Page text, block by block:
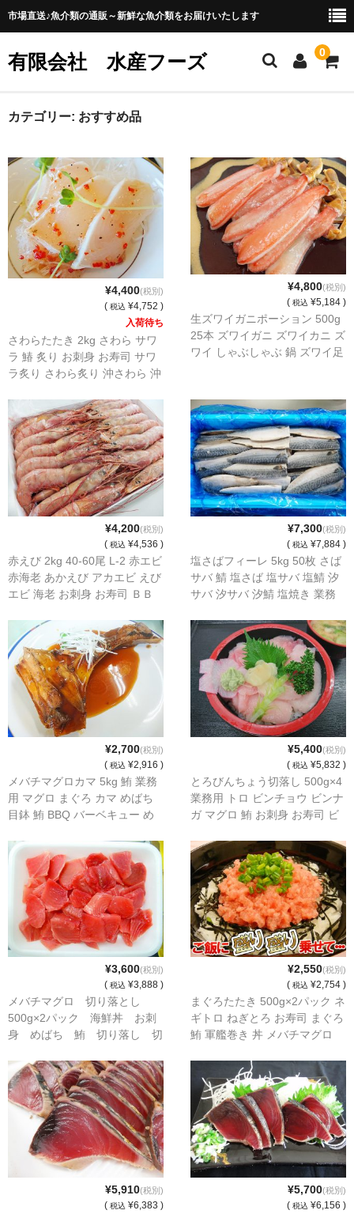
市場直送♪魚介類の通販～新鮮な魚介類をお届けいたします
有限会社 水産フーズ 0
ホーム
お買い物ガイド
会社概要
プライバシーポリシー
カテゴリー: おすすめ品
¥4,400(税別)
( 税込 ¥4,752 )
入荷待ち
さわらたたき 2kg さわら サワ
ラ 鰆 炙り お刺身 お寿司 サワ
ラ炙り さわら炙り 沖さわら 沖
¥4,800(税別)
( 税込 ¥5,184 )
生ズワイガニポーション 500g
25本 ズワイガニ ズワイカニ ズ
ワイ しゃぶしゃぶ 鍋 ズワイ足
¥4,200(税別)
( 税込 ¥4,536 )
赤えび 2kg 40-60尾 L-2 赤エビ
赤海老 あかえび アカエビ えび
エビ 海老 お刺身 お寿司 ＢＢ
¥7,300(税別)
( 税込 ¥7,884 )
塩さばフィーレ 5kg 50枚 さば
サバ 鯖 塩さば 塩サバ 塩鯖 汐
サバ 汐サバ 汐鯖 塩焼き 業務
¥2,700(税別)
( 税込 ¥2,916 )
メバチマグロカマ 5kg 鮪 業務
用 マグロ まぐろ カマ めばち
目鉢 鮪 BBQ バーベキュー め
¥5,400(税別)
( 税込 ¥5,832 )
とろびんちょう切落し 500g×4
業務用 トロ ビンチョウ ビンナ
ガ マグロ 鮪 お刺身 お寿司 ビ
ぐろ びんながまぐろ 尾長
¥3,600(税別)
( 税込 ¥3,888 )
メバチマグロ 切り落とし
500g×2パック 海鮮丼 お刺
身 めばち 鮪 切り落し 切
ぐろ
¥2,550(税別)
( 税込 ¥2,754 )
まぐろたたき 500g×2パック ネ
ギトロ ねぎとろ お寿司 まぐろ
鮪 軍艦巻き 丼 メバチマグロ
¥5,910(税別)
( 税込 ¥6,383 )
¥5,700(税別)
( 税込 ¥6,156 )